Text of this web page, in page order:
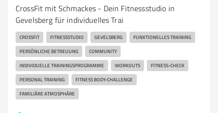
CrossFit mit Schmackes - Dein Fitnessstudio in
Gevelsberg für individuelles Trai
CROSSFIT FITNESSSTUDIO GEVELSBERG FUNKTIONELLES TRAINING
PERSÖNLICHE BETREUUNG COMMUNITY
INDIVIDUELLE TRAININGSPROGRAMME WORKOUTS FITNESS-CHECK
PERSONAL TRAINING FITNESS BODY-CHALLENGE
FAMILIÄRE ATMOSPHÄRE